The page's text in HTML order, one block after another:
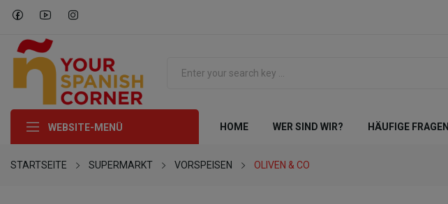
WEBSITE-MENÜ HOME WER SIND WIR? HÄUFIGE FRAGEN
STARTSEITE SUPERMARKT VORSPEISEN OLIVEN & CO